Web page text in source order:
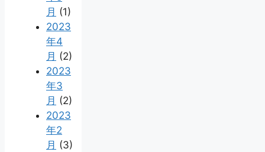
月 (1)
2023
年4
月 (2)
2023
年3
月 (2)
2023
年2
月 (3)